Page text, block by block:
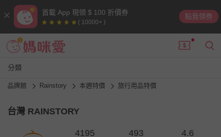
首載 App 現領 $ 100 折價券
( 10000+ )
點我領券
分類
品牌館 Rainstory 本週特價 旅行用品特價
台灣 RAINSTORY
4195 493 4.6